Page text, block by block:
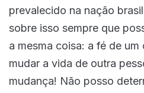
prevalecido na nação
sobre isso sempre que
a mesma coisa: a fé de
mudar a vida de outra
mudança! Não posso